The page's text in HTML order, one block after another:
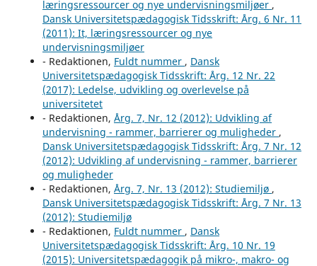
læringsressourcer og nye undervisningsmiljøer ,
Dansk Universitetspædagogisk Tidsskrift: Årg. 6 Nr. 11
(2011): It, læringsressourcer og nye
undervisningsmiljøer
- Redaktionen, Fuldt nummer , Dansk
Universitetspædagogisk Tidsskrift: Årg. 12 Nr. 22
(2017): Ledelse, udvikling og overlevelse på
universitetet
- Redaktionen, Årg. 7, Nr. 12 (2012): Udvikling af
undervisning - rammer, barrierer og muligheder ,
Dansk Universitetspædagogisk Tidsskrift: Årg. 7 Nr. 12
(2012): Udvikling af undervisning - rammer, barrierer
og muligheder
- Redaktionen, Årg. 7, Nr. 13 (2012): Studiemiljø ,
Dansk Universitetspædagogisk Tidsskrift: Årg. 7 Nr. 13
(2012): Studiemiljø
- Redaktionen, Fuldt nummer , Dansk
Universitetspædagogisk Tidsskrift: Årg. 10 Nr. 19
(2015): Universitetspædagogik på mikro-, makro- og